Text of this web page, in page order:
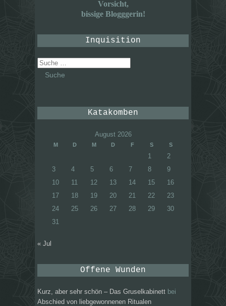
Vorsicht,
bissige Blogggerin!
Inquisition
Suche
nach:
Katakomben
August 2026
M D M D F S S
1
2
3
4 5 6 7 8
9
10
11 12 13 14 15
16
17
18 19 20 21 22
23
24
25 26 27 28 29
30
31
« Jul
Offene Wunden
Kurz, aber sehr schön – Das Gruselkabinett bei
Abschied von liebgewonnenen Ritualen